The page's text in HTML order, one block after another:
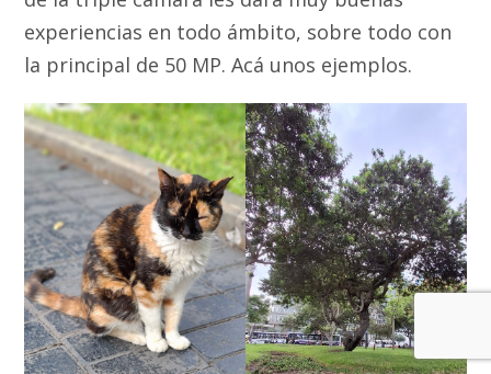
experiencias en todo ámbito, sobre todo con
la principal de 50 MP. Acá unos ejemplos.